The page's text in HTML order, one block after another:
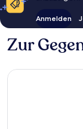
Anmelden
Zur